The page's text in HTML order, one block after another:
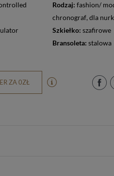
Rodzaj:fashion/
chronograf, dla
Szkiełko: szafirowe
Bransoleta: stalowa
ZA 0ZŁ